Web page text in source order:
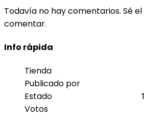
Todavía no hay comentarios. Sé
comentar.
Info rápida
Tienda
Publicado por
Estado
Votos